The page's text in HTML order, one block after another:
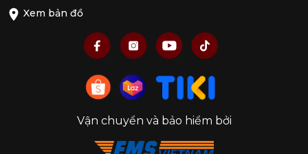
Xem bản đồ
Vận chuyển và bảo hiểm bởi